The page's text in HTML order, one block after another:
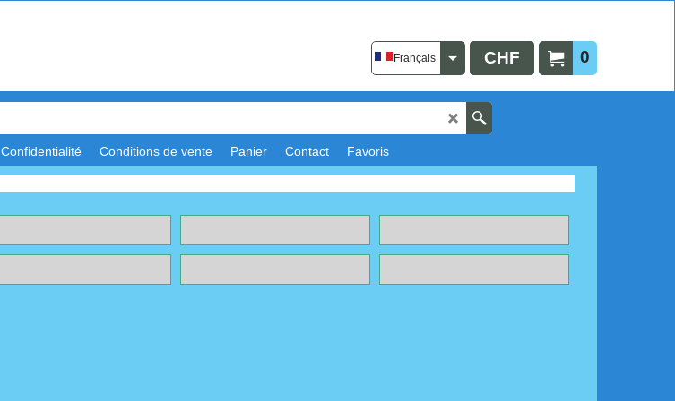
0
CHF
Français
Confidentialité Conditions de vente Panier Contact Favoris